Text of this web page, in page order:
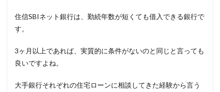
住信SBIネット銀行は、勤続年数が短くても借入できる銀行で
す。
3ヶ月以上であれば、実質的に条件がないのと同じと言っても
良いですよね。
大手銀行それぞれの住宅ローンに相談してきた経験から言う